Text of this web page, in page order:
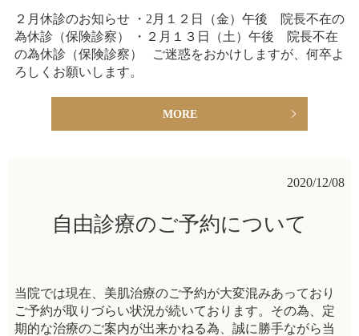
２月休診のお知らせ ・2月１２日（金）午後 院長不在の
為休診（保険診察） ・２月１３日（土）午後 院長不在
の為休診（保険診察） ご迷惑をおかけしますが、何卒よ
ろしくお願いします。
MORE
2020/12/08
自由診療のご予約について
当院では現在、美肌治療のご予約が大変混みあっており
ご予約が取りづらい状況が続いております。その為、定
期的な治療のご案内が出来かねる為、誠に勝手ながら当